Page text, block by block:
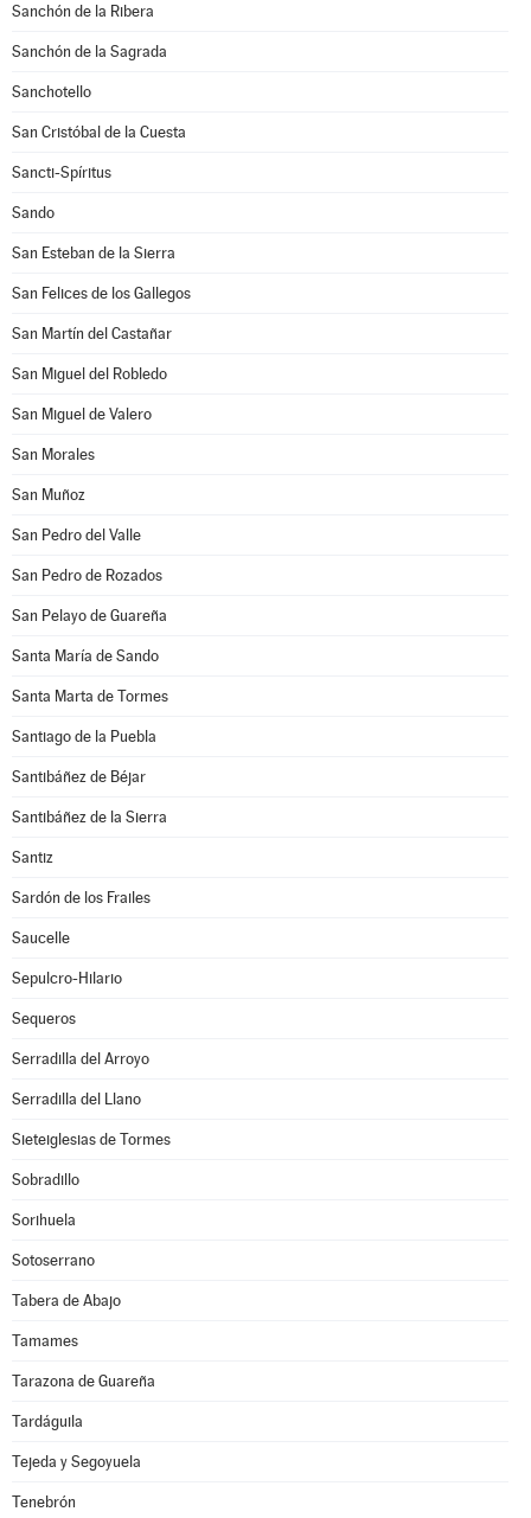
Sanchón de la Ribera
Sanchón de la Sagrada
Sanchotello
San Cristóbal de la Cuesta
Sancti-Spíritus
Sando
San Esteban de la Sierra
San Felices de los Gallegos
San Martín del Castañar
San Miguel del Robledo
San Miguel de Valero
San Morales
San Muñoz
San Pedro del Valle
San Pedro de Rozados
San Pelayo de Guareña
Santa María de Sando
Santa Marta de Tormes
Santiago de la Puebla
Santibáñez de Béjar
Santibáñez de la Sierra
Santiz
Sardón de los Frailes
Saucelle
Sepulcro-Hilario
Sequeros
Serradilla del Arroyo
Serradilla del Llano
Sieteiglesias de Tormes
Sobradillo
Sorihuela
Sotoserrano
Tabera de Abajo
Tamames
Tarazona de Guareña
Tardáguila
Tejeda y Segoyuela
Tenebrón